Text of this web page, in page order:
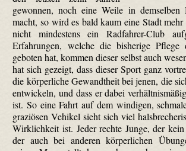
gewonnen, noch eine Weile in demselben
macht, so wird es bald kaum eine Stadt
nicht mindestens ein Radfahrer-Club
Erfahrungen, welche die bisherige Pflege
geboten hat, kommen dieser selbst auch
hat sich gezeigt, dass dieser Sport ganz
die körperliche Gewandtheit bei jenen, die
entwickeln, und dass er dabei
ist. So eine Fahrt auf dem windigen,
graziösen Vehikel sieht sich viel
Wirklichkeit ist. Jeder rechte Junge, der
der auch bei anderen körperlichen